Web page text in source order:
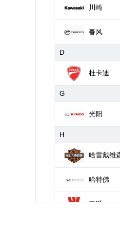
川崎
春风
D
杜卡迪
G
光阳
H
哈雷戴维
哈特佛
豪爵